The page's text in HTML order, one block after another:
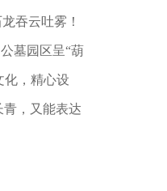
吞云吐雾！
墓园区呈“葫
化，精心设
，又能表达